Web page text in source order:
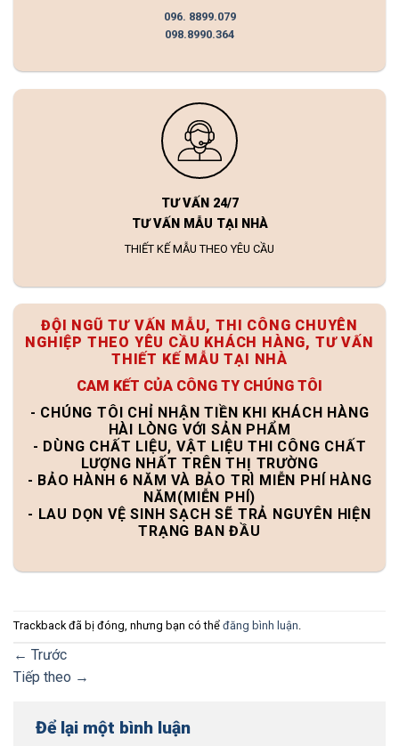
096. 8899.079
098.8990.364
TƯ VẤN 24/7
TƯ VẤN MẪU TẠI NHÀ
THIẾT KẾ MẪU THEO YÊU CẦU
ĐỘI NGŨ TƯ VẤN MẪU, THI CÔNG CHUYÊN
NGHIỆP THEO YÊU CẦU KHÁCH HÀNG, TƯ VẤN
THIẾT KẾ MẪU TẠI NHÀ
CAM KẾT CỦA CÔNG TY CHÚNG TÔI
- CHÚNG TÔI CHỈ NHẬN TIỀN KHI KHÁCH HÀNG
HÀI LÒNG VỚI SẢN PHẨM
- DÙNG CHẤT LIỆU, VẬT LIỆU THI CÔNG CHẤT
LƯỢNG NHẤT TRÊN THỊ TRƯỜNG
- BẢO HÀNH 6 NĂM VÀ BẢO TRÌ MIỄN PHÍ HÀNG
NĂM(MIỄN PHÍ)
- LAU DỌN VỆ SINH SẠCH SẼ TRẢ NGUYÊN HIỆN
TRẠNG BAN ĐẦU
Trackback đã bị đóng, nhưng bạn có thể đăng bình luận
← Trước
Tiếp theo →
Để lại một bình luận